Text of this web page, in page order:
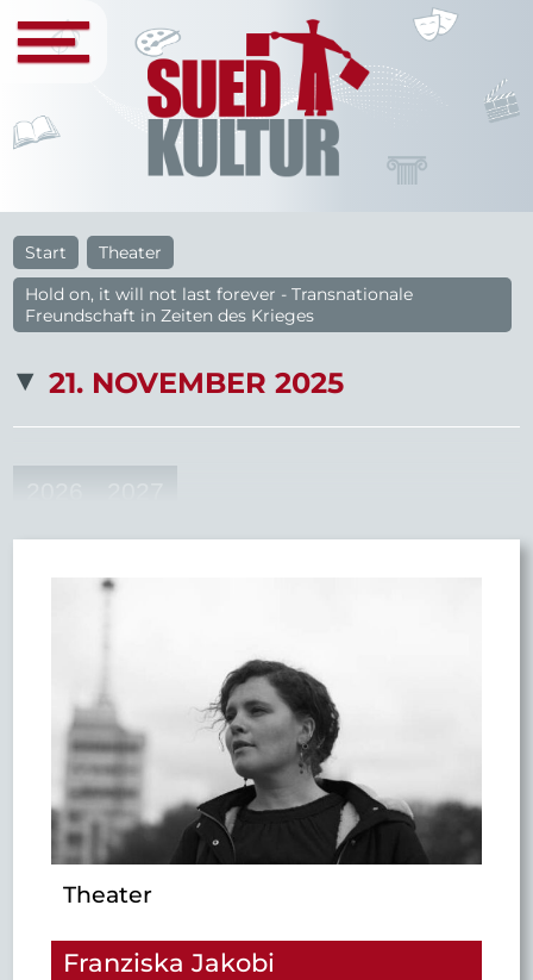
Start
Theater
Hold on, it will not last forever - Transnationale
Freundschaft in Zeiten des Krieges
21. NOVEMBER 2025
Theater
Franziska Jakobi